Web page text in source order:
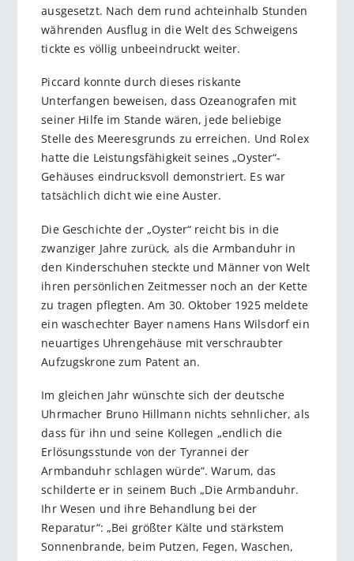
ausgesetzt. Nach dem rund achteinhalb Stunden
währenden Ausflug in die Welt des Schweigens
tickte es völlig unbeeindruckt weiter.
Piccard konnte durch dieses riskante
Unterfangen beweisen, dass Ozeanografen mit
seiner Hilfe im Stande wären, jede beliebige
Stelle des Meeresgrunds zu erreichen. Und Rolex
hatte die Leistungsfähigkeit seines „Oyster“-
Gehäuses eindrucksvoll demonstriert. Es war
tatsächlich dicht wie eine Auster.
Die Geschichte der „Oyster“ reicht bis in die
zwanziger Jahre zurück, als die Armbanduhr in
den Kinderschuhen steckte und Männer von Welt
ihren persönlichen Zeitmesser noch an der Kette
zu tragen pflegten. Am 30. Oktober 1925 meldete
ein waschechter Bayer namens Hans Wilsdorf ein
neuartiges Uhrengehäuse mit verschraubter
Aufzugskrone zum Patent an.
Im gleichen Jahr wünschte sich der deutsche
Uhrmacher Bruno Hillmann nichts sehnlicher, als
dass für ihn und seine Kollegen „endlich die
Erlösungsstunde von der Tyrannei der
Armbanduhr schlagen würde“. Warum, das
schilderte er in seinem Buch „Die Armbanduhr.
Ihr Wesen und ihre Behandlung bei der
Reparatur“: „Bei größter Kälte und stärkstem
Sonnenbrande, beim Putzen, Fegen, Waschen,